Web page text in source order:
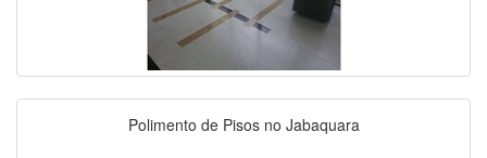
Polimento de Pisos no Jabaquara